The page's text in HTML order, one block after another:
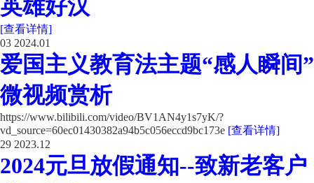
英雄好汉
[查看详情]
03 2024.01
爱国主义教育法主题“感人瞬间”
微视频赏析
https://www.bilibili.com/video/BV1AN4y1s7yK/?
vd_source=60ec01430382a94b5c056eccd9bc173e [查看详情]
29 2023.12
2024元旦放假通知--致新老客户